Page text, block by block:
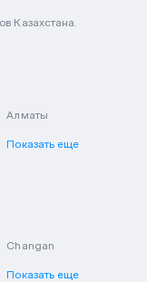
Казахстана.
Алматы
Показать еще
Changan
Показать еще